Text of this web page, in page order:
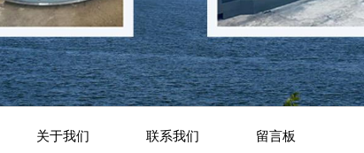
关于我们 联系我们 留言板